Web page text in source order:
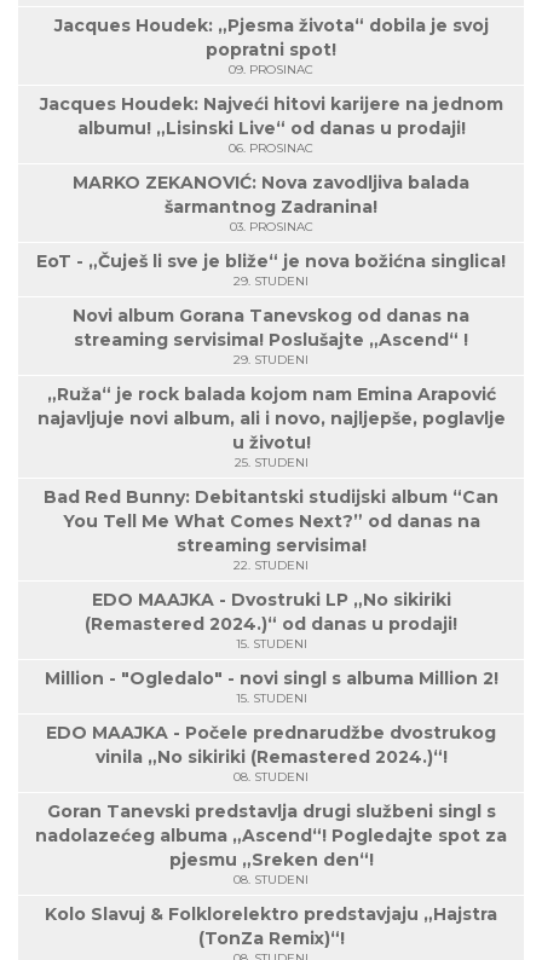
Jacques Houdek: „Pjesma života“ dobila je svoj
popratni spot!
09. PROSINAC
Jacques Houdek: Najveći hitovi karijere na jednom
albumu! „Lisinski Live“ od danas u prodaji!
06. PROSINAC
MARKO ZEKANOVIĆ: Nova zavodljiva balada
šarmantnog Zadranina!
03. PROSINAC
EoT - „Čuješ li sve je bliže“ je nova božićna singlica!
29. STUDENI
Novi album Gorana Tanevskog od danas na
streaming servisima! Poslušajte „Ascend“ !
29. STUDENI
„Ruža“ je rock balada kojom nam Emina Arapović
najavljuje novi album, ali i novo, najljepše, poglavlje
u životu!
25. STUDENI
Bad Red Bunny: Debitantski studijski album “Can
You Tell Me What Comes Next?” od danas na
streaming servisima!
22. STUDENI
EDO MAAJKA - Dvostruki LP „No sikiriki
(Remastered 2024.)“ od danas u prodaji!
15. STUDENI
Million - "Ogledalo" - novi singl s albuma Million 2!
15. STUDENI
EDO MAAJKA - Počele prednarudžbe dvostrukog
vinila „No sikiriki (Remastered 2024.)“!
08. STUDENI
Goran Tanevski predstavlja drugi službeni singl s
nadolazećeg albuma „Ascend“! Pogledajte spot za
pjesmu „Sreken den“!
08. STUDENI
Kolo Slavuj & Folklorelektro predstavjaju „Hajstra
(TonZa Remix)“!